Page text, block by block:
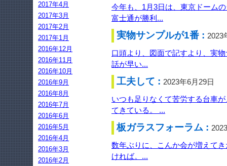
今年も、1月3日は、東京ドーム
富士通が勝利...
実物サンプルが1番 : 2023
口頭より、図面で記すより、実
話が早い...
工夫して : 2023年6月29日
いつも足りなくて苦労する台車
てきている。 ...
板ガラスフォーラム :
数年ぶりに、こんか会が増えて
ければ。...
2017年4月
2017年3月
2017年2月
2017年1月
2016年12月
2016年11月
2016年10月
2016年9月
2016年8月
2016年7月
2016年6月
2016年5月
2016年4月
2016年3月
2016年2月